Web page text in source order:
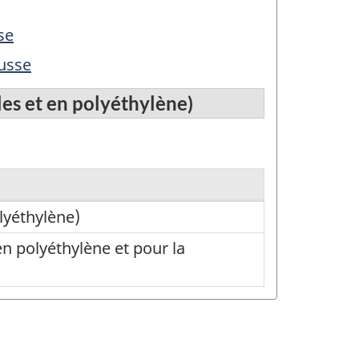
et en polyéthylène)
polyéthylène et pour la